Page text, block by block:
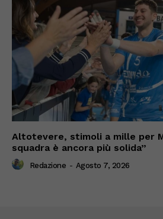
Altotevere, stimoli a mille per
squadra è ancora più solida”
Redazione - Agosto 7, 2026